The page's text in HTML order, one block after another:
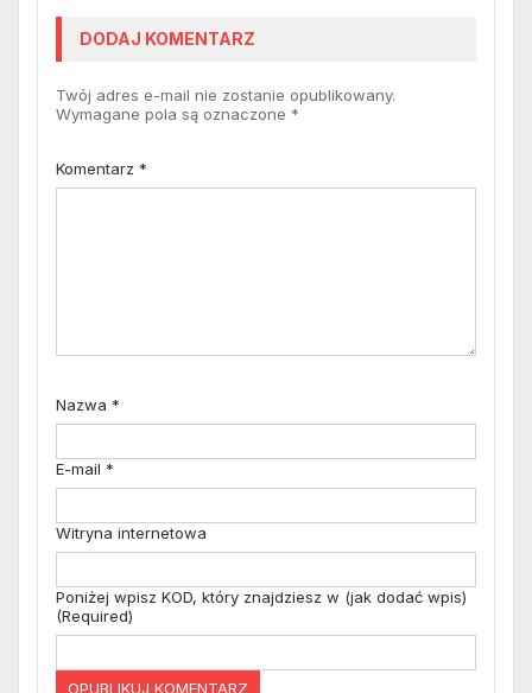
DODAJ KOMENTARZ
Twój adres e-mail nie zostanie opublikowany.
Wymagane pola są oznaczone *
Komentarz *
Nazwa *
E-mail *
Witryna internetowa
Poniżej wpisz KOD, który znajdziesz w (jak dodać wpis)
(Required)